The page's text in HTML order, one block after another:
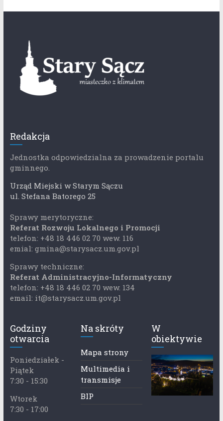
Redakcja
Jednostka odpowiedzialna za prowadzenie portalu
gminnego.
Urząd Miejski w Starym Sączu
ul. Stefana Batorego 25
Sprawy merytoryczne:
Referat Rozwoju Lokalnego i Promocji
telefon: +48 18 446 02 70 wew. 116
emial: gmina@starysacz.um.gov.pl
Sprawy techniczne:
Referat Administracyjno-Informatyczny
telefon: +48 18 446 02 70 wew. 134
email: it@starysacz.um.gov.pl
Godziny
otwarcia
Poniedziałek -
Piątek
7:30 - 15:30
Wtorek
7:30 - 17:00
Na skróty
Mapa strony
Multimedia i
transmisje
BIP
W
obiektywie